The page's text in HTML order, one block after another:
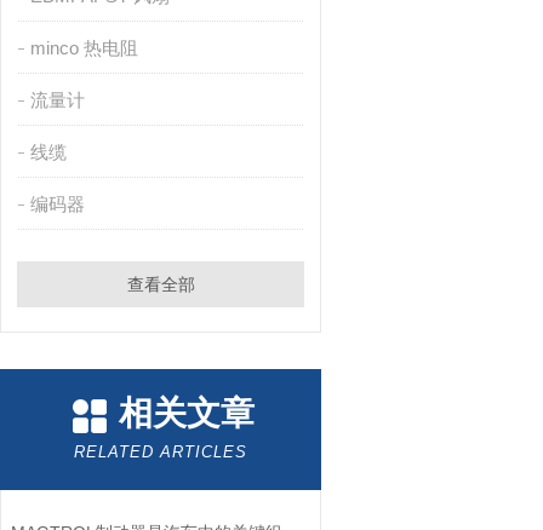
minco 热电阻
流量计
线缆
编码器
查看全部
相关文章
RELATED ARTICLES